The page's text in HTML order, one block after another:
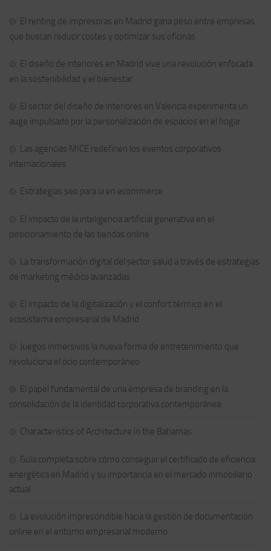
El renting de impresoras en Madrid gana peso entre empresas
que buscan reducir costes y optimizar sus oficinas
El diseño de interiores en Madrid vive una revolución enfocada
en la sostenibilidad y el bienestar
El sector del diseño de interiores en Valencia experimenta un
auge impulsado por la personalización de espacios en el hogar
Las agencias MICE redefinen los eventos corporativos
internacionales
Estrategias seo para ia en ecommerce
El impacto de la inteligencia artificial generativa en el
posicionamiento de las tiendas online
La transformación digital del sector salud a través de estrategias
de marketing médico avanzadas
El impacto de la digitalización y el confort térmico en el
ecosistema empresarial de Madrid
Juegos inmersivos la nueva forma de entretenimiento que
revoluciona el ocio contemporáneo
El papel fundamental de una empresa de branding en la
consolidación de la identidad corporativa contemporánea
Characteristics of Architecture in the Bahamas
Guía completa sobre cómo conseguir el certificado de eficiencia
energética en Madrid y su importancia en el mercado inmobiliario
actual
La evolución imprescindible hacia la gestión de documentación
online en el entorno empresarial moderno